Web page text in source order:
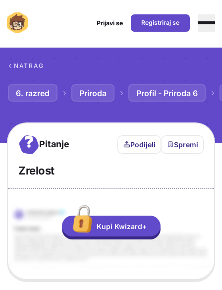
Prijavi se Registriraj se
NATRAG
6. razred Priroda Profil - Priroda 6
? Pitanje Podijeli Spremi
Zrelost
Odgovor
Objašnjenje
Kupi Kwizard+